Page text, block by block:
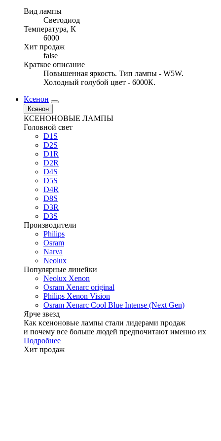
Вид лампы
Светодиод
Температура, К
6000
Хит продаж
false
Краткое описание
Повышенная яркость. Тип лампы - W5W.
Холодный голубой цвет - 6000К.
Ксенон
Ксенон
КСЕНОНОВЫЕ ЛАМПЫ
Головной свет
D1S
D2S
D1R
D2R
D4S
D5S
D4R
D8S
D3R
D3S
Производители
Philips
Osram
Narva
Neolux
Популярные линейки
Neolux Xenon
Osram Xenarc original
Philips Xenon Vision
Osram Xenarc Cool Blue Intense (Next Gen)
Ярче звезд
Как ксеноновые лампы стали лидерами продаж
и почему все больше людей предпочитают именно их
Подробнее
Хит продаж